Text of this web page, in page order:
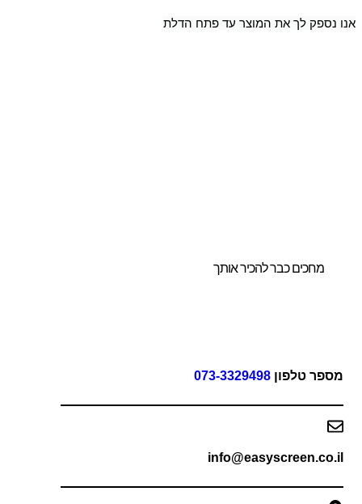
לך את המוצר עד פתח הדלת
מחכים כבר להכיר אותך
טלפון073-3329498